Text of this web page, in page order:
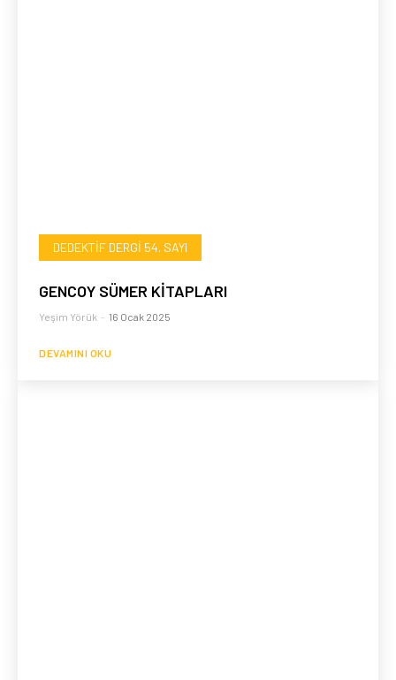
DEDEKTIF DERGI 54. SAYI
GENCOY SÜMER KİTAPLARI
Yeşim Yörük - 16 Ocak 2025
DEVAMINI OKU